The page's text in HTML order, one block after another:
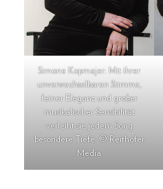
Simone Kopmajer: Mit ihrer
unverwechselbaren Stimme,
feiner Eleganz und großer
musikalischer Sensibilität
verleiht sie jedem Song
besondere Tiefe. © Reithofer
Media